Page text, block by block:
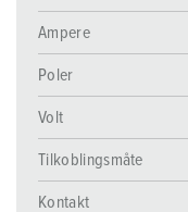
Ampere
Poler
Volt
Tilkoblingsmåte
Kontakt